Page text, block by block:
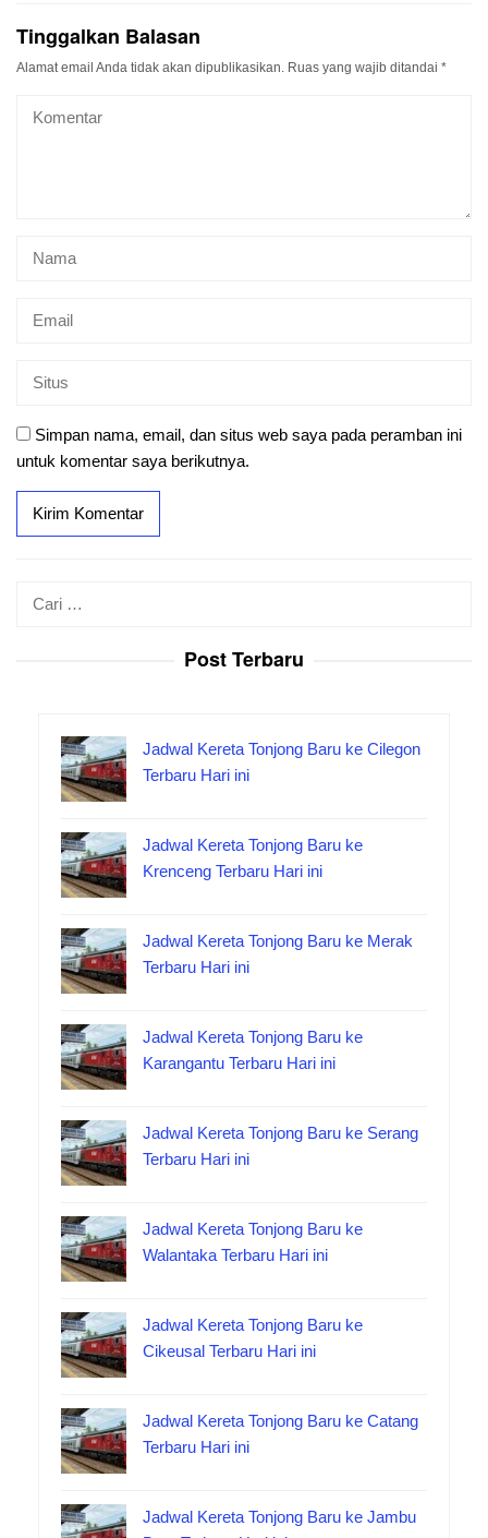
Tinggalkan Balasan
Alamat email Anda tidak akan dipublikasikan. Ruas yang wajib ditandai *
Simpan nama, email, dan situs web saya pada peramban ini
untuk komentar saya berikutnya.
Post Terbaru
Jadwal Kereta Tonjong Baru ke Cilegon
Terbaru Hari ini
Jadwal Kereta Tonjong Baru ke
Krenceng Terbaru Hari ini
Jadwal Kereta Tonjong Baru ke Merak
Terbaru Hari ini
Jadwal Kereta Tonjong Baru ke
Karangantu Terbaru Hari ini
Jadwal Kereta Tonjong Baru ke Serang
Terbaru Hari ini
Jadwal Kereta Tonjong Baru ke
Walantaka Terbaru Hari ini
Jadwal Kereta Tonjong Baru ke
Cikeusal Terbaru Hari ini
Jadwal Kereta Tonjong Baru ke Catang
Terbaru Hari ini
Jadwal Kereta Tonjong Baru ke Jambu